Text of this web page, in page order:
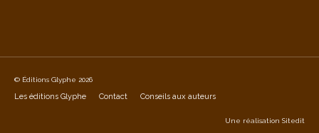
© Éditions Glyphe 2026
Les éditions Glyphe Contact Conseils aux auteurs
Une réalisation Sitedit